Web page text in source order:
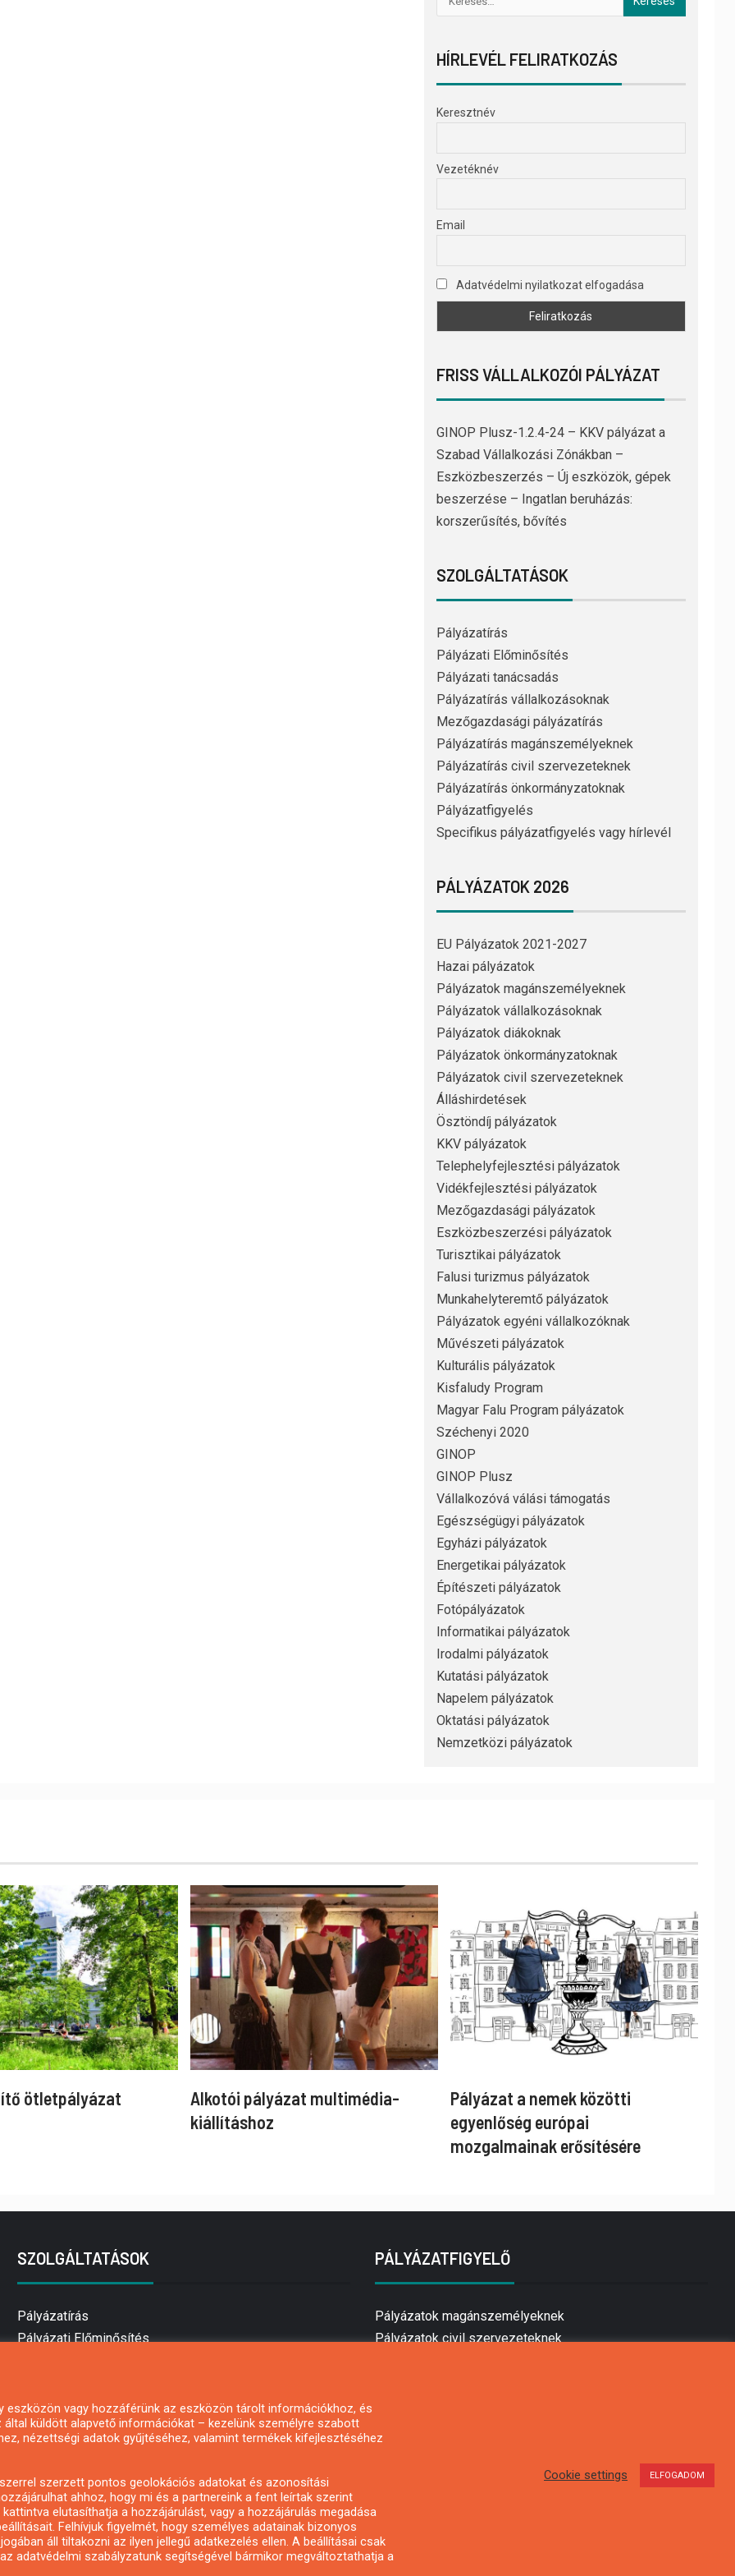
HÍRLEVÉL FELIRATKOZÁS
Keresztnév
Vezetéknév
Email
Adatvédelmi nyilatkozat elfogadása
FRISS VÁLLALKOZÓI PÁLYÁZAT
GINOP Plusz-1.2.4-24 – KKV pályázat a
Szabad Vállalkozási Zónákban –
Eszközbeszerzés – Új eszközök, gépek
beszerzése – Ingatlan beruházás:
korszerűsítés, bővítés
SZOLGÁLTATÁSOK
Pályázatírás
Pályázati Előminősítés
Pályázati tanácsadás
Pályázatírás vállalkozásoknak
Mezőgazdasági pályázatírás
Pályázatírás magánszemélyeknek
Pályázatírás civil szervezeteknek
Pályázatírás önkormányzatoknak
Pályázatfigyelés
Specifikus pályázatfigyelés vagy hírlevél
PÁLYÁZATOK 2026
EU Pályázatok 2021-2027
Hazai pályázatok
Pályázatok magánszemélyeknek
Pályázatok vállalkozásoknak
Pályázatok diákoknak
Pályázatok önkormányzatoknak
Pályázatok civil szervezeteknek
Álláshirdetések
Ösztöndíj pályázatok
KKV pályázatok
Telephelyfejlesztési pályázatok
Vidékfejlesztési pályázatok
Mezőgazdasági pályázatok
Eszközbeszerzési pályázatok
Turisztikai pályázatok
Falusi turizmus pályázatok
Munkahelyteremtő pályázatok
Pályázatok egyéni vállalkozóknak
Művészeti pályázatok
Kulturális pályázatok
Kisfaludy Program
Magyar Falu Program pályázatok
Széchenyi 2020
GINOP
GINOP Plusz
Vállalkozóvá válási támogatás
Egészségügyi pályázatok
Egyházi pályázatok
Energetikai pályázatok
Építészeti pályázatok
Fotópályázatok
Informatikai pályázatok
Irodalmi pályázatok
Kutatási pályázatok
Napelem pályázatok
Oktatási pályázatok
Nemzetközi pályázatok
ötletpályázat
Alkotói pályázat multimédia-
kiállításhoz
Pályázat a nemek közötti
egyenlőség európai
mozgalmainak erősítésére
SZOLGÁLTATÁSOK
Pályázatírás
Pályázati Előminősítés
Mezőgazdasági pályázatírás
Pályázatírás magánszemélyeknek
Pályázatírás civil szervezeteknek
Pályázatfigyelés
Specifikus pályázatfigyelés vagy hírlevél
PÁLYÁZATFIGYELŐ
Pályázatok magánszemélyeknek
Pályázatok civil szervezeteknek
vagy hozzáférünk az eszközön tárolt információkhoz, és
küldött alapvető információkat – kezelünk személyre szabott
nézettségi adatok gyűjtéséhez, valamint termékek kifejlesztéséhez
szerzett pontos geolokációs adatokat és azonosítási
ahhoz, hogy mi és a partnereink a fent leírtak szerint
elutasíthatja a hozzájárulást, vagy a hozzájárulás megadása
Felhívjuk figyelmét, hogy személyes adatainak bizonyos
áll tiltakozni az ilyen jellegű adatkezelés ellen. A beállításai csak
adatvédelmi szabályzatunk segítségével bármikor megváltoztathatja a
Cookie settings ELFOGADOM